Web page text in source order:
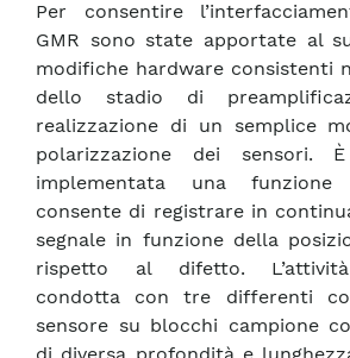
Per consentire
GMR sono state apportate al
modifiche hardware consistenti
dello stadio di
realizzazione di un semplice
polarizzazione dei sensori.
implementata una
consente di registrare in
segnale in funzione della
rispetto al difetto.
condotta con tre differenti
sensore su blocchi campione